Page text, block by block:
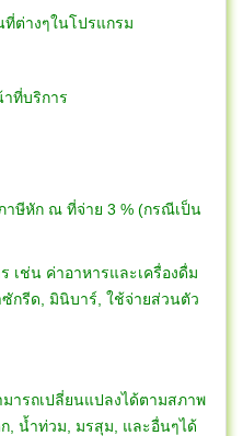
ต่างๆในโปรแกรม
าที่บริการ
าษีหัก ณ ที่จ่าย 3 % (กรณีเป็น
เช่น ค่าอาหารและเครื่องดื่ม
กรีด, มินิบาร์, ใช้จ่ายส่วนตัว
ารถเปลี่ยนแปลงได้ตามสภาพ
, น้ำท่วม, มรสุม, และอื่นๆได้